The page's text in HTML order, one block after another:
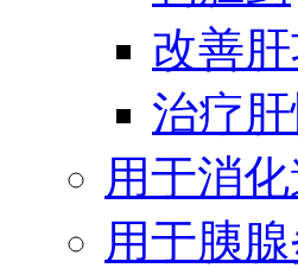
改善
治疗
用于消
用于胰